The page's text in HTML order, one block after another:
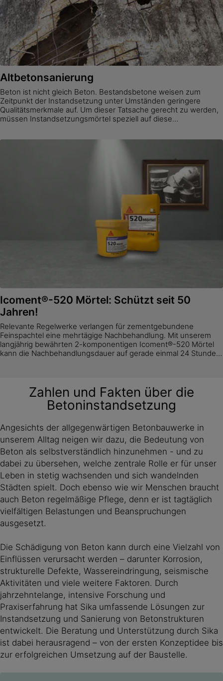
Altbetonsanierung
Beton ist nicht gleich Beton. Bestandsbetone weisen zum
Zeitpunkt der Instandsetzung unter Umständen geringere
Qualitätsmerkmale auf. Um dieser Tatsache gerecht zu werden,
müssen Instandsetzungsmörtel speziell auf diese
Icoment®-520 Mörtel: Schützt seit 50
Jahren!
Relevante Regelwerke verlangen für zementgebundene
Feinspachtel eine mehrtägige Nachbehandlung. Mit unserem
langjährig bewährten 2-komponentigen Icoment®-520 Mörtel
kann die Nachbehandlungsdauer auf gerade einmal 24 Stunden
Zahlen und Fakten über die
Betoninstandsetzung
Angesichts der allgegenwärtigen Betonbauwerke in
unserem Alltag neigen wir dazu, die Bedeutung von
Beton als selbstverständlich hinzunehmen - und zu
dabei zu übersehen, welche zentrale Rolle er für unser
Leben in stetig wachsenden und sich wandelnden
Städten spielt. Doch ebenso wie wir Menschen braucht
auch Beton regelmäßige Pflege, denn er ist tagtäglich
vielfältigen Belastungen und Beanspruchungen
ausgesetzt.
Die Schädigung von Beton kann durch eine Vielzahl von
Einflüssen verursacht werden – darunter Korrosion,
strukturelle Defekte, Wassereindringung, seismische
Aktivitäten und viele weitere Faktoren. Durch
jahrzehntelange, intensive Forschung und
Praxiserfahrung hat Sika umfassende Lösungen zur
Instandsetzung und Sanierung von Betonstrukturen
entwickelt. Die Beratung und Unterstützung durch Sika
ist dabei herausragend – von der ersten Konzeptidee bis
zur erfolgreichen Umsetzung auf der Baustelle.